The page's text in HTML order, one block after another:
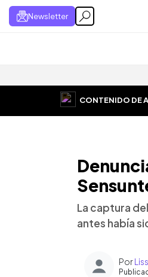
Newsletter
CONTENIDO DE
La captura
antes había
Por